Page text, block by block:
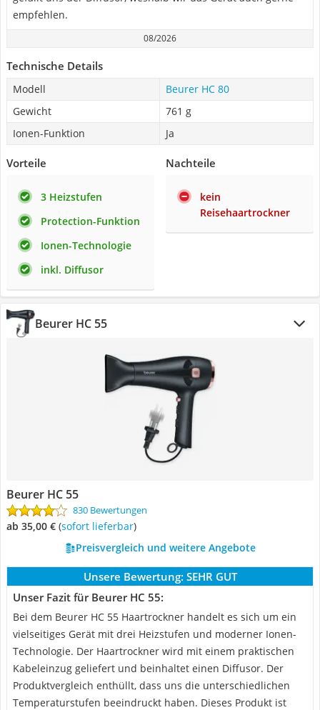
empfehlen.
08/2026
Technische Details
Modell
Beurer HC 80
Gewicht
761 g
Ionen-Funktion
Ja
Vorteile
3 Heizstufen
Protection-Funktion
Ionen-Technologie
inkl. Diffusor
Nachteile
kein
Reisehaartrockner
Beurer HC 55
Beurer HC 55
830 Bewertungen
ab 35,00 € ( Sofort lieferbar)
Preisvergleich und weitere Angebote
Unsere Bewertung: SEHR GUT
Unser Fazit für Beurer HC 55:
Bei dem Beurer HC 55 Haartrockner handelt es sich um ein
vielseitiges Gerät mit drei Heizstufen und moderner Ionen-
Technologie. Der Haartrockner wird mit einem praktischen
Kabeleinzug geliefert und beinhaltet einen Diffusor. Der
Produktvergleich enthüllt, dass uns die unterschiedlichen
Temperaturstufen beeindruckt haben. Dieses Produkt ist